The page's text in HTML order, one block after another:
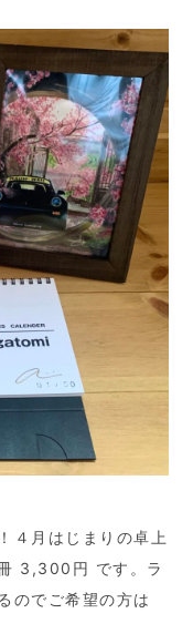
４月はじまりの卓上
3,300円 です。ラ
のでご希望の方は